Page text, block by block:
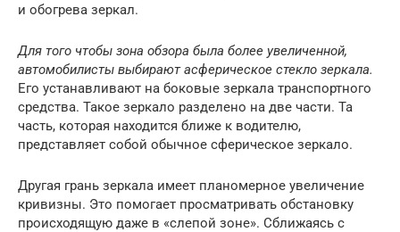
и обогрева зеркал.
Для того чтобы зона обзора была более увеличенной,
автомобилисты выбирают асферическое стекло зеркала.
Его устанавливают на боковые зеркала транспортного
средства. Такое зеркало разделено на две части. Та
часть, которая находится ближе к водителю,
представляет собой обычное сферическое зеркало.
Другая грань зеркала имеет планомерное увеличение
кривизны. Это помогает просматривать обстановку
происходящую даже в «слепой зоне». Сближаясь с